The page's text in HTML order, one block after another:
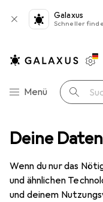
Deine
Wenn du nur das
und ähnlichen
und deinem
Galaxus
Schneller
Navigation nach
Menü Suche
Cisco PoE+
24